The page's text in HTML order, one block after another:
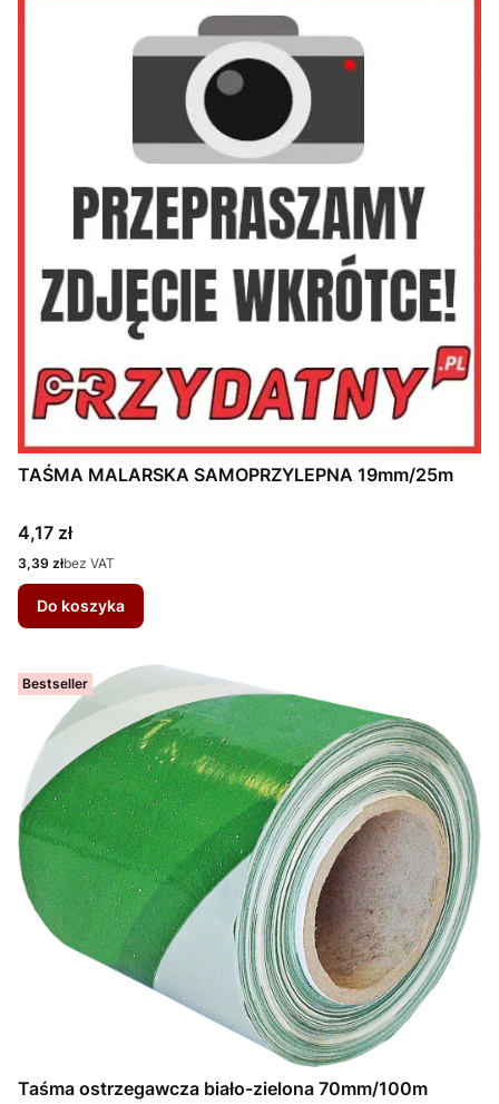
TAŚMA MALARSKA SAMOPRZYLEPNA 19mm/25m
Cena
4,17 zł
Cena
3,39 złbez VAT
Do koszyka
Bestseller
Taśma ostrzegawcza biało-zielona 70mm/100m